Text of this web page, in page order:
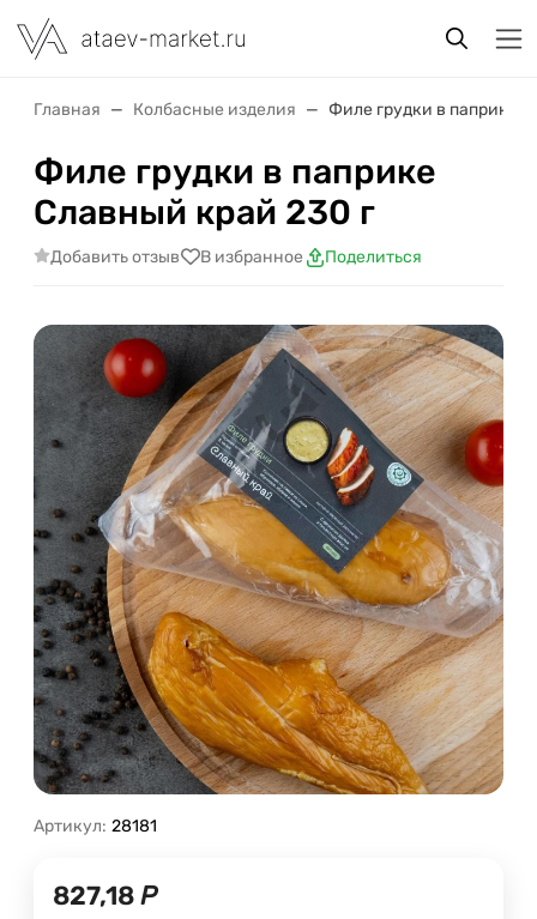
Главная Колбасные изделия Филе грудки в паприке
Филе грудки в паприке
Славный край 230 г
Добавить отзыв В избранное Поделиться
Артикул: 28181
827,18 Р